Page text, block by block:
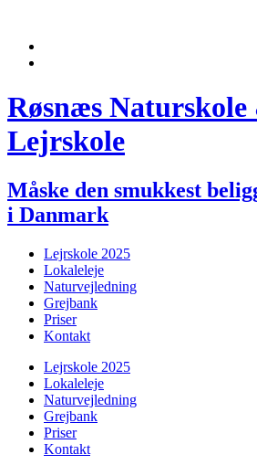
Røsnæs Naturskole
Lejrskole
Måske den smukkest
i Danmark
Lejrskole 2025
Lokaleleje
Naturvejledning
Grejbank
Priser
Kontakt
Lejrskole 2025
Lokaleleje
Naturvejledning
Grejbank
Priser
Kontakt